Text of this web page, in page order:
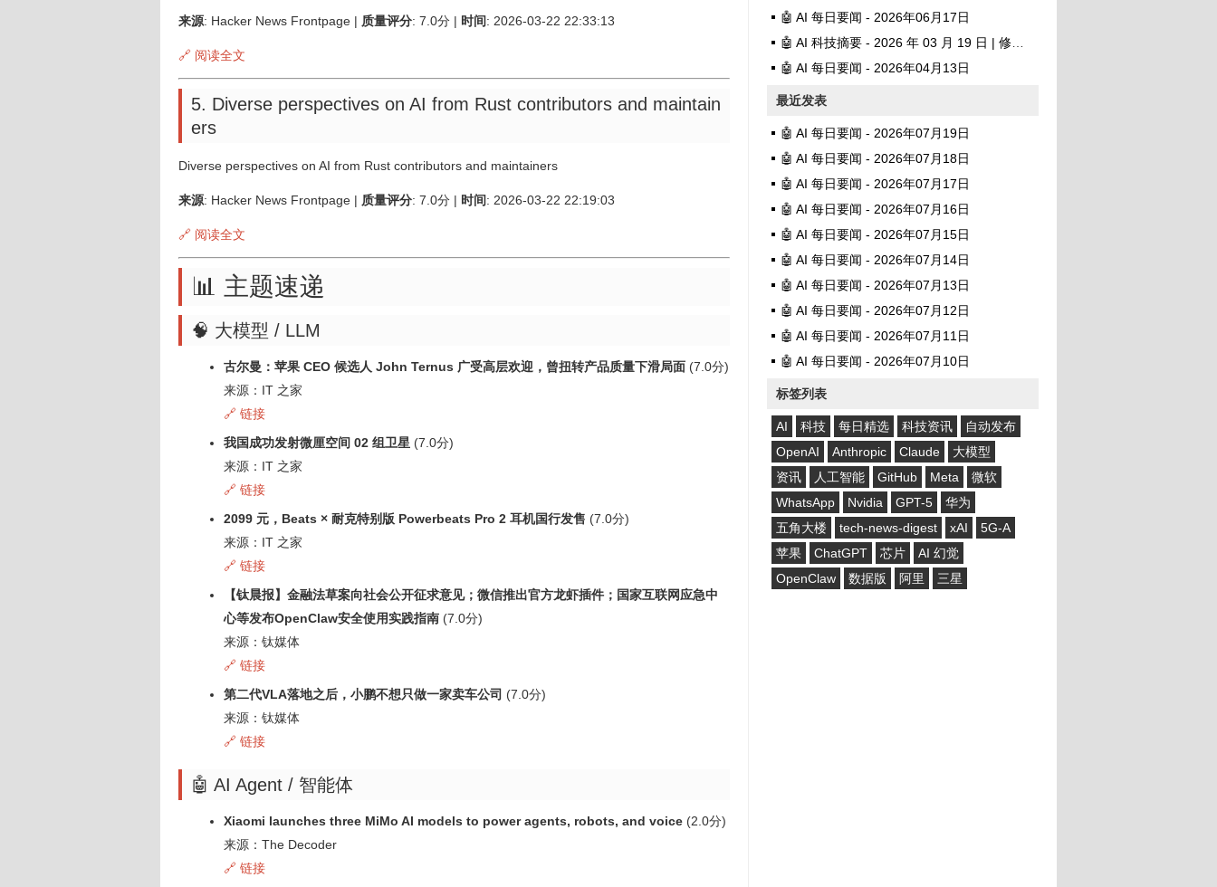
来源: Hacker News Frontpage | 质量评分: 7.0分 | 时间: 2026-03-22 22:33:13
🔗 阅读全文
5. Diverse perspectives on AI from Rust contributors and maintain
ers
Diverse perspectives on AI from Rust contributors and maintainers
来源: Hacker News Frontpage | 质量评分: 7.0分 | 时间: 2026-03-22 22:19:03
🔗 阅读全文
📊 主题速递
🧠 大模型 / LLM
古尔曼：苹果 CEO 候选人 John Ternus 广受高层欢迎，曾扭转产品质量下滑局面 (7.0分)
来源：IT 之家
🔗 链接
我国成功发射微厘空间 02 组卫星 (7.0分)
来源：IT 之家
🔗 链接
2099 元，Beats × 耐克特别版 Powerbeats Pro 2 耳机国行发售 (7.0分)
来源：IT 之家
🔗 链接
【钛晨报】金融法草案向社会公开征求意见；微信推出官方龙虾插件；国家互联网应急中
心等发布OpenClaw安全使用实践指南 (7.0分)
来源：钛媒体
🔗 链接
第二代VLA落地之后，小鹏不想只做一家卖车公司 (7.0分)
来源：钛媒体
🔗 链接
🤖 AI Agent / 智能体
Xiaomi launches three MiMo AI models to power agents, robots, and voice (2.0分)
来源：The Decoder
🔗 链接
🤖 AI 每日要闻 - 2026年06月17日
🤖 AI 科技摘要 - 2026 年 03 月 19 日 | 修复版
🤖 AI 每日要闻 - 2026年04月13日
最近发表
🤖 AI 每日要闻 - 2026年07月19日
🤖 AI 每日要闻 - 2026年07月18日
🤖 AI 每日要闻 - 2026年07月17日
🤖 AI 每日要闻 - 2026年07月16日
🤖 AI 每日要闻 - 2026年07月15日
🤖 AI 每日要闻 - 2026年07月14日
🤖 AI 每日要闻 - 2026年07月13日
🤖 AI 每日要闻 - 2026年07月12日
🤖 AI 每日要闻 - 2026年07月11日
🤖 AI 每日要闻 - 2026年07月10日
标签列表
AI 科技 每日精选 科技资讯
自动发布
OpenAI
Anthropic Claude
大模型
资讯
人工智能 GitHub Meta
微软
WhatsApp
Nvidia GPT-5
华为
五角大楼
tech-news-digest xAI
5G-A
苹果
ChatGPT 芯片
AI 幻觉
OpenClaw
数据版 阿里 三星